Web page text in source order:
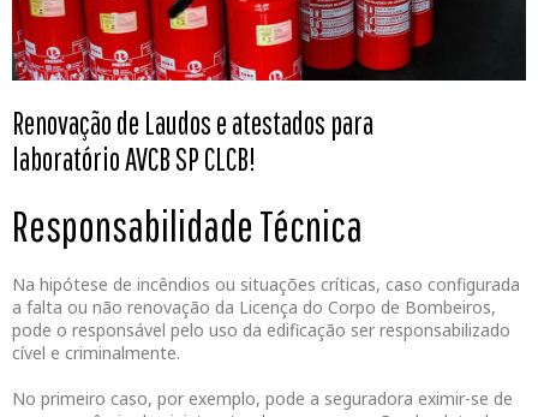
Renovação de Laudos e atestados para
laboratórioAVCB SP CLCB!
Responsabilidade Técnica
Na hipótese de incêndios ou situações críticas, caso configurada
a falta ou não renovação da Licença do Corpo de Bombeiros,
pode o responsável pelo uso da edificação ser responsabilizado
cível e criminalmente.
No primeiro caso, por exemplo, pode a seguradora eximir-se de